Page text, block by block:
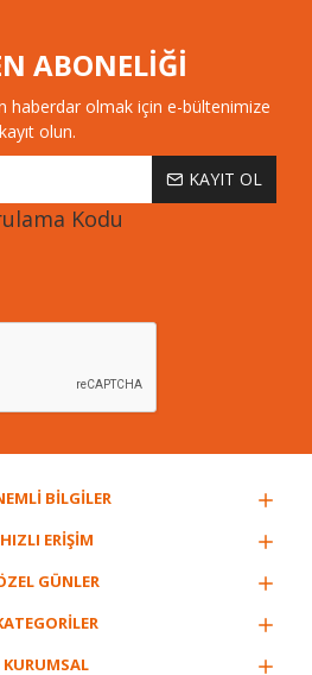
ABONELİĞİ
haberdar olmak için e-bültenimize
kayıt olun.
KAYIT OL
Kodu
BİLGİLER
HIZLI ERİŞİM
GÜNLER
KURUMSAL